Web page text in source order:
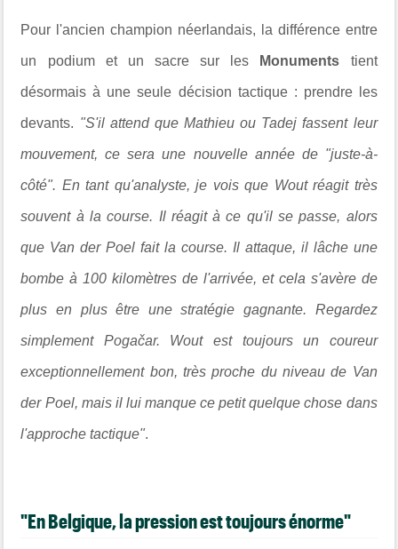
Pour l'ancien champion néerlandais, la différence entre
un podium et un sacre sur les Monuments tient
désormais à une seule décision tactique : prendre les
devants. "S'il attend que Mathieu ou Tadej fassent leur
mouvement, ce sera une nouvelle année de "juste-à-
côté". En tant qu'analyste, je vois que Wout réagit très
souvent à la course. Il réagit à ce qu'il se passe, alors
que Van der Poel fait la course. Il attaque, il lâche une
bombe à 100 kilomètres de l'arrivée, et cela s'avère de
plus en plus être une stratégie gagnante. Regardez
simplement Pogačar. Wout est toujours un coureur
exceptionnellement bon, très proche du niveau de Van
der Poel, mais il lui manque ce petit quelque chose dans
l'approche tactique".
"En Belgique, la pression est toujours énorme"